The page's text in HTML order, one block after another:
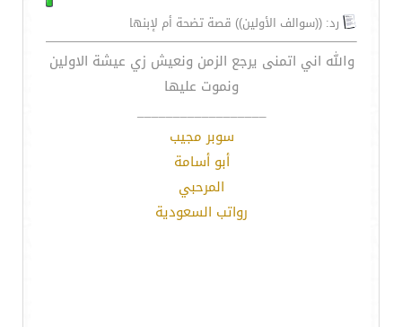
رد: ((سوالف الأولين)) قصة تضحة أم لإبنها
والله اني اتمنى يرجع الزمن ونعيش زي عيشة الاولين
ونموت عليها
__________________
سوبر مجيب
أبو أسامة
المرحبي
رواتب السعودية